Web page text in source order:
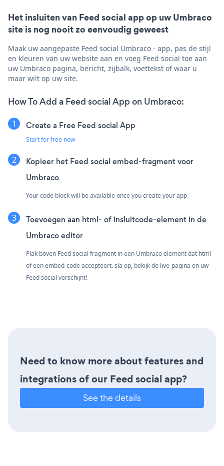
Het insluiten van Feed social app op uw Umbraco
site is nog nooit zo eenvoudig geweest
Maak uw aangepaste Feed social Umbraco - app, pas de stijl
en kleuren van uw website aan en voeg Feed social toe aan
uw Umbraco pagina, bericht, zijbalk, voettekst of waar u
maar wilt op uw site.
How To Add a Feed social App on Umbraco:
Create a Free Feed social App
Start for free now
Kopieer het Feed social embed-fragment voor
Umbraco
Your code block will be available once you create your app
Toevoegen aan html- of insluitcode-element in de
Umbraco editor
Plak boven Feed social fragment in een Umbraco element dat html
of een embed-code accepteert. sla op, bekijk de live-pagina en uw
Feed social verschijnt!
Need to know more about features and
integrations of our Feed social app?
See the details